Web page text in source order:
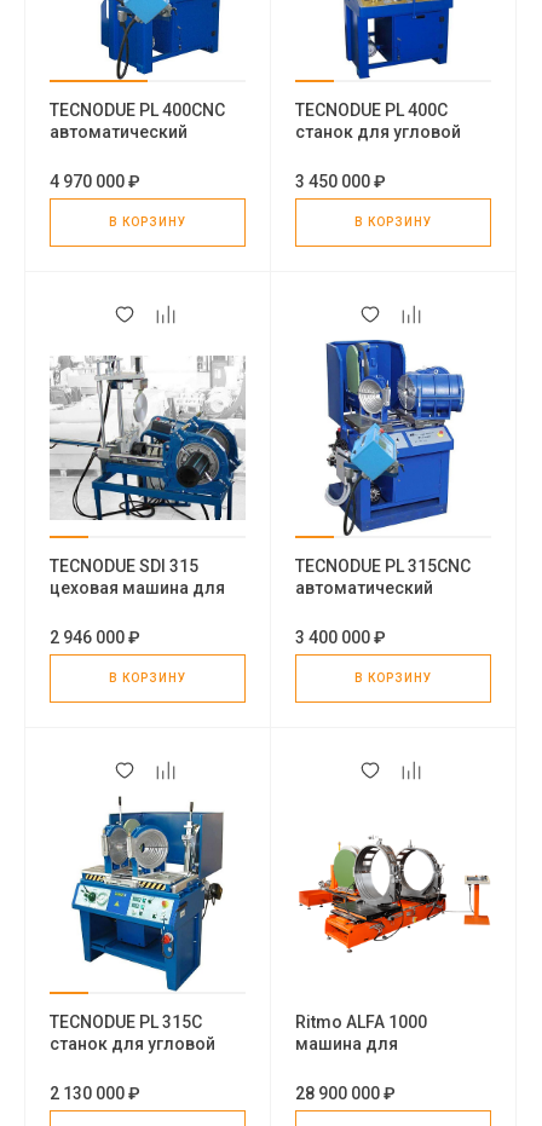
TECNODUE PL 400CNC
автоматический
сварки пластиковых
труб
4 970 000 ₽
В КОРЗИНУ
TECNODUE PL 400C
станок для угловой
труб
3 450 000 ₽
В КОРЗИНУ
TECNODUE SDI 315
цеховая машина для
трубе
2 946 000 ₽
В КОРЗИНУ
TECNODUE PL 315CNC
автоматический
пластиковых труб под
углом
3 400 000 ₽
В КОРЗИНУ
TECNODUE PL 315C
станок для угловой
труб
2 130 000 ₽
Ritmo ALFA 1000
машина для
фитингов
28 900 000 ₽